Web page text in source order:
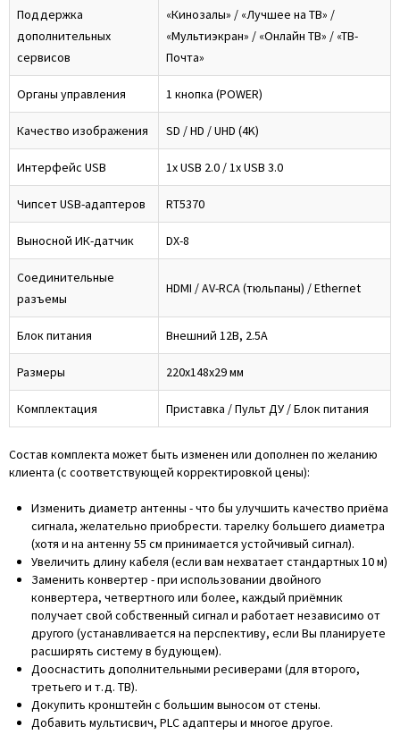
Поддержка
дополнительных
сервисов
«Кинозалы» / «Лучшее на ТВ» /
«Мультиэкран» / «Онлайн ТВ» / «ТВ-
Почта»
Органы управления 1 кнопка (POWER)
Качество изображения SD / HD / UHD (4K)
Интерфейс USB 1x USB 2.0 / 1x USB 3.0
Чипсет USB-адаптеров RT5370
Выносной ИК-датчик DX-8
Соединительные
разъемы
HDMI / AV-RCA (тюльпаны) / Ethernet
Блок питания Внешний 12В, 2.5А
Размеры 220x148x29 мм
Комплектация Приставка / Пульт ДУ / Блок питания
Состав комплекта может быть изменен или дополнен по желанию
клиента (с соответствующей корректировкой цены):
Изменить диаметр антенны - что бы улучшить качество приёма
сигнала, желательно приобрести. тарелку большего диаметра
(хотя и на антенну 55 см принимается устойчивый сигнал).
Увеличить длину кабеля (если вам нехватает стандартных 10 м)
Заменить конвертер - при использовании двойного
конвертера, четвертного или более, каждый приёмник
получает свой собственный сигнал и работает независимо от
другого (устанавливается на перспективу, если Вы планируете
расширять систему в будующем).
Дооснастить дополнительными ресиверами (для второго,
третьего и т.д. ТВ).
Докупить кронштейн с большим выносом от стены.
Добавить мультисвич, PLC адаптеры и многое другое.